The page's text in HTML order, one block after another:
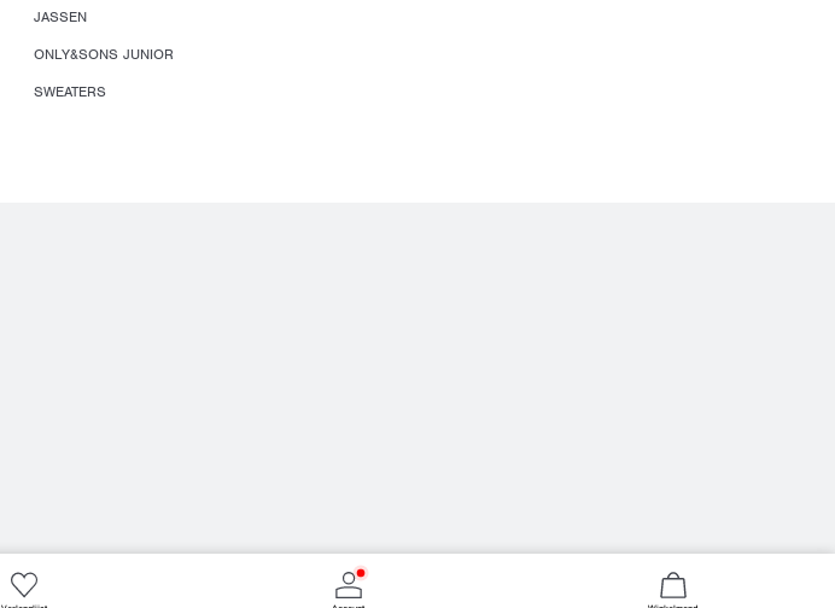
JASSEN
ONLY&SONS JUNIOR
SWEATERS